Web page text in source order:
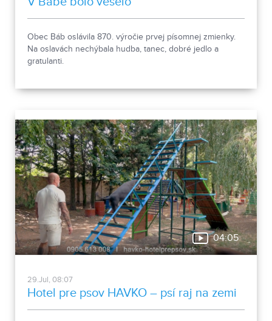
Obec Báb oslávila 870. výročie prvej písomnej zmienky.
Na oslavách nechýbala hudba, tanec, dobré jedlo a
gratulanti.
04:05
29.Jul, 08:07
Hotel pre psov HAVKO – psí raj na zemi